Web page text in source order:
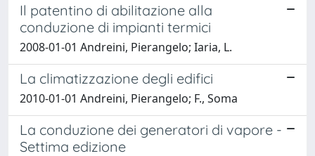
Il patentino di abilitazione alla
conduzione di impianti termici
2008-01-01 Andreini, Pierangelo; Iaria, L.
La climatizzazione degli edifici
2010-01-01 Andreini, Pierangelo; F., Soma
La conduzione dei generatori di vapore -
Settima edizione